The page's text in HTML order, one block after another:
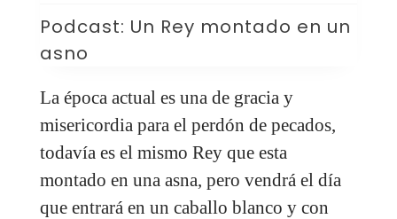
Podcast: Un Rey montado en un
asno
La época actual es una de gracia y
misericordia para el perdón de pecados,
todavía es el mismo Rey que esta
montado en una asna, pero vendrá el día
que entrará en un caballo blanco y con